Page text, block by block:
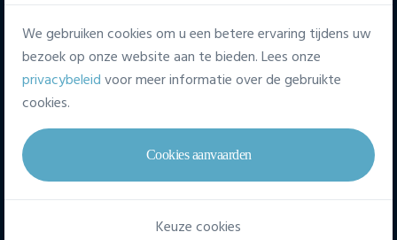
8500 Kortrijk (België)
+32 (0) 56 96 97 96
Snelle toegang
Personnalisations
We gebruiken cookies om u een betere ervaring tijdens uw
bezoek op onze website aan te bieden. Lees onze
privacybeleidvoor meer informatie over de gebruikte
cookies.
Cookies aanvaarden
Keuze cookies